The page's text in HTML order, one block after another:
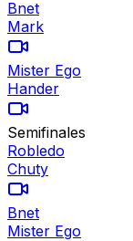
Bnet
Mark
Mister Ego
Hander
Semifinales
Robledo
Chuty
Bnet
Mister Ego